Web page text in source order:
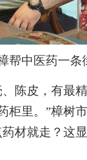
帮中医药一条
皮，有最精
柜里。”樟树
材就走？这